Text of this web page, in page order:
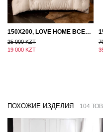
150Х200, LOVE HOME ВСЕСЕЗОННОЕ ОДЕЯЛО ИЗ ХЛОПКА С НАПОЛНИТЕЛЕМ МИКРОГЕЛЬ
25 000 KZT
19 000 KZT
ПОХОЖИЕ ИЗДЕЛИЯ 104